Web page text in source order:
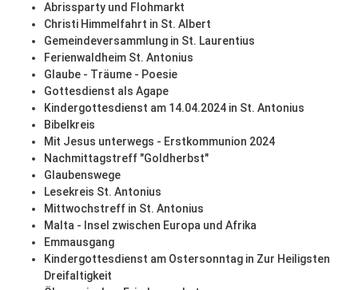
Abrissparty und Flohmarkt
Christi Himmelfahrt in St. Albert
Gemeindeversammlung in St. Laurentius
Ferienwaldheim St. Antonius
Glaube - Träume - Poesie
Gottesdienst als Agape
Kindergottesdienst am 14.04.2024 in St. Antonius
Bibelkreis
Mit Jesus unterwegs - Erstkommunion 2024
Nachmittagstreff "Goldherbst"
Glaubenswege
Lesekreis St. Antonius
Mittwochstreff in St. Antonius
Malta - Insel zwischen Europa und Afrika
Emmausgang
Kindergottesdienst am Ostersonntag in Zur Heiligsten
Dreifaltigkeit